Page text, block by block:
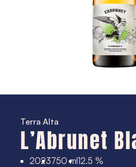
Terra Alta
L’Abrunet
2023750 ml12.5 %